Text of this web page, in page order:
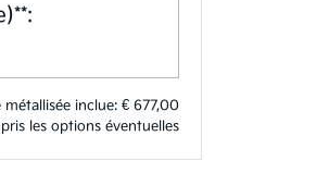
métallisée inclue: € 677,00
les options éventuelles